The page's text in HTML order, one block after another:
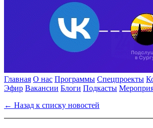
Главная О нас Программы Спецпроекты
Эфир Вакансии Блоги Подкасты
← Назад к списку новостей